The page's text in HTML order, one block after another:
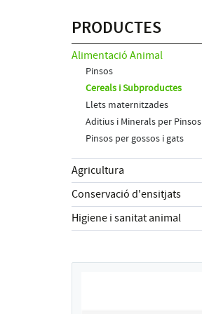
PRODUCTES
Alimentació Animal
Pinsos
Cereals i Subproductes
Llets maternitzades
Aditius i Minerals per Pinsos
Pinsos per gossos i gats
Agricultura
Conservació d'ensitjats
Higiene i sanitat animal